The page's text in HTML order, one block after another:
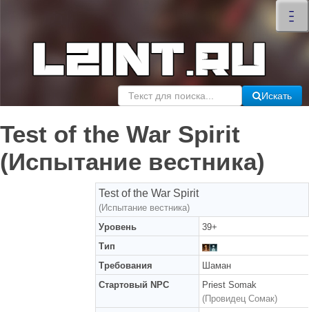
–
–
–
×
Искать
Test of the War Spirit
(Испытание вестника)
Test of the War Spirit
(Испытание вестника)
Уровень
39+
Тип
Требования
Шаман
Стартовый NPC
Priest Somak
(Провидец Сомак)